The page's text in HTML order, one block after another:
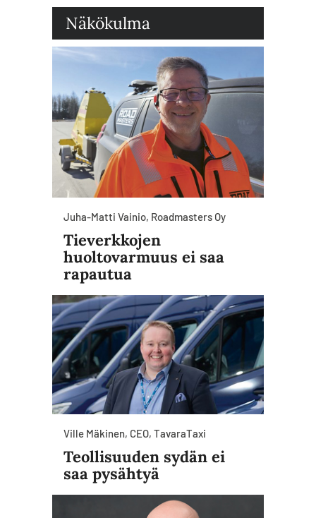
Näkökulma
Juha-Matti Vainio, Roadmasters Oy
Tieverkkojen
huoltovarmuus ei saa
rapautua
Ville Mäkinen, CEO, TavaraTaxi
Teollisuuden sydän ei
saa pysähtyä